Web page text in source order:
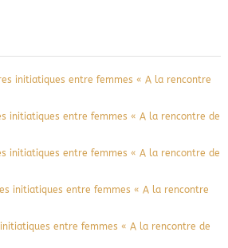
initiatiques entre femmes « A la rencontre
initiatiques entre femmes « A la rencontre de
initiatiques entre femmes « A la rencontre de
initiatiques entre femmes « A la rencontre
entre femmes « A la rencontre de